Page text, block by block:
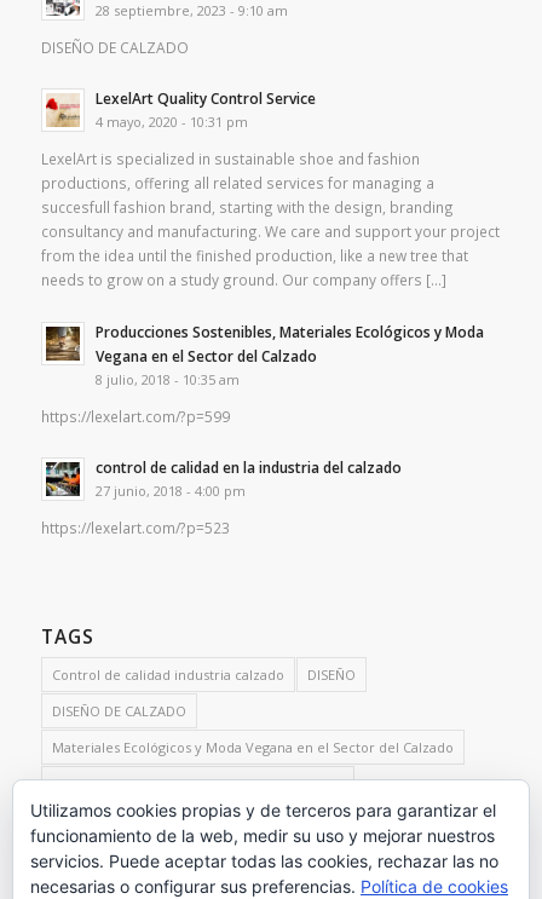
28 septiembre, 2023 - 9:10 am
DISEÑO DE CALZADO
LexelArt Quality Control Service
4 mayo, 2020 - 10:31 pm
LexelArt is specialized in sustainable shoe and fashion
productions, offering all related services for managing a
succesfull fashion brand, starting with the design, branding
consultancy and manufacturing. We care and support your project
from the idea until the finished production, like a new tree that
needs to grow on a study ground. Our company offers […]
Producciones Sostenibles, Materiales Ecológicos y Moda
Vegana en el Sector del Calzado
8 julio, 2018 - 10:35 am
https://lexelart.com/?p=599
control de calidad en la industria del calzado
27 junio, 2018 - 4:00 pm
https://lexelart.com/?p=523
TAGS
Control de calidad industria calzado
DISEÑO
DISEÑO DE CALZADO
Materiales Ecológicos y Moda Vegana en el Sector del Calzado
Producciones Sostenibles Sector del Calzado
Servicios de control de calidad para el sector del calzado
test de calzado
Utilizamos cookies propias y de terceros para garantizar el
funcionamiento de la web, medir su uso y mejorar nuestros
servicios. Puede aceptar todas las cookies, rechazar las no
necesarias o configurar sus preferencias. Política de cookies